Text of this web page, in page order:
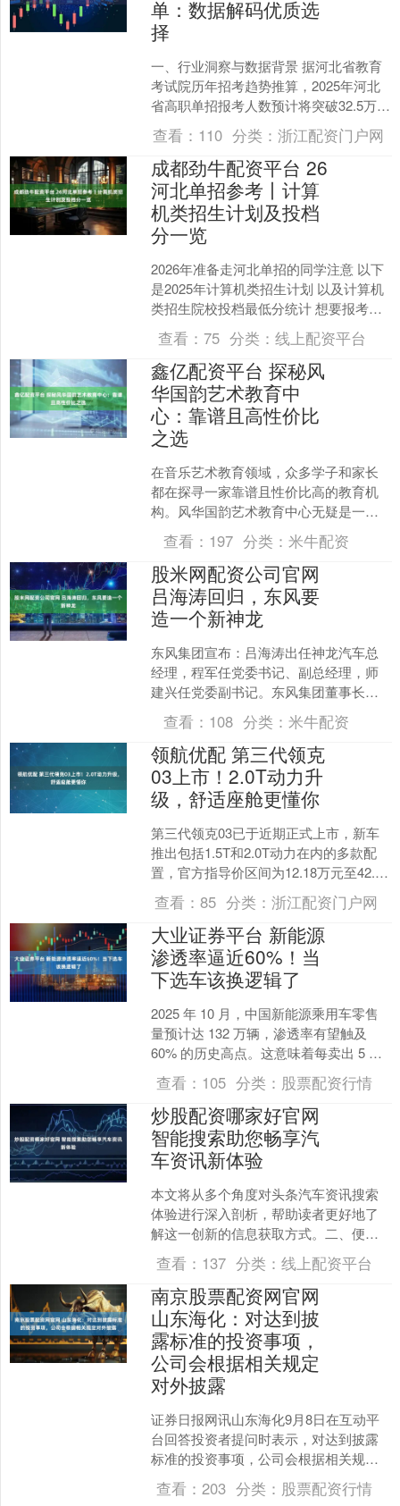
单：数据解码优质选
择
一、行业洞察与数据背景 据河北省教育
考试院历年招考趋势推算，2025年河北
省高职单招报考人数预计将突破32.5万
人，公办优质院校的竞争报录比恐将攀
升至1:6以上....
查看： 110 分类： 浙江配资门户网
成都劲牛配资平台 26
河北单招参考丨计算
机类招生计划及投档
分一览
2026年准备走河北单招的同学注意 以下
是2025年计算机类招生计划 以及计算机
类招生院校投档最低分统计 想要报考计
算机类专业的同学请了解 ↓↓↓ 2025年
河....
查看：75 分类：线上配资平台
鑫亿配资平台 探秘风
华国韵艺术教育中
心：靠谱且高性价比
之选
在音乐艺术教育领域，众多学子和家长
都在探寻一家靠谱且性价比高的教育机
构。风华国韵艺术教育中心无疑是一个
备受瞩目的存在。那么，它是否真的靠
谱？性价比又如何呢？让我....
查看： 197 分类：米牛配资
股米网配资公司官网
吕海涛回归，东风要
造一个新神龙
东风集团宣布：吕海涛出任神龙汽车总
经理，程军任党委书记、副总经理，师
建兴任党委副书记。东风集团董事长杨
青、党委常委黄勇亲自出席，可见本次
人事调整分量之重。 神龙....
查看： 108 分类：米牛配资
领航优配 第三代领克
03上市！2.0T动力升
级，舒适座舱更懂你
第三代领克03已于近期正式上市，新车
推出包括1.5T和2.0T动力在内的多款配
置，官方指导价区间为12.18万元至42.03
万元。其中普通版车型在享受购车补贴
后....
查看： 85 分类： 浙江配资门户网
大业证券平台 新能源
渗透率逼近60%！当
下选车该换逻辑了
2025 年 10 月，中国新能源乘用车零售
量预计达 132 万辆，渗透率有望触及
60% 的历史高点。这意味着每卖出 5 辆
车，就有 3 辆是新能源车型，燃油....
查看： 105 分类： 股票配资行情
炒股配资哪家好官网
智能搜索助您畅享汽
车资讯新体验
本文将从多个角度对头条汽车资讯搜索
体验进行深入剖析，帮助读者更好地了
解这一创新的信息获取方式。二、便捷
的搜索功能头条汽车资讯搜索体验的核
心优势在于其便捷的搜索功....
查看： 137 分类： 线上配资平台
南京股票配资网官网
山东海化：对达到披
露标准的投资事项，
公司会根据相关规定
对外披露
证券日报网讯山东海化9月8日在互动平
台回答投资者提问时表示，对达到披露
标准的投资事项，公司会根据相关规定
对外披露。....
查看： 203 分类： 股票配资行情